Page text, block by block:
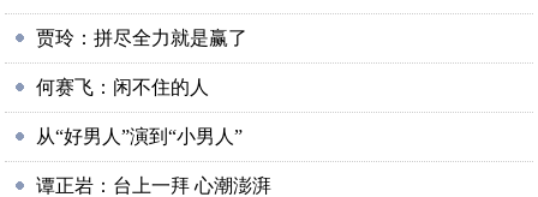
贾玲：拼尽全力就是赢了
何赛飞：闲不住的人
从“好男人”演到“小男人”
谭正岩：台上一拜 心潮澎湃